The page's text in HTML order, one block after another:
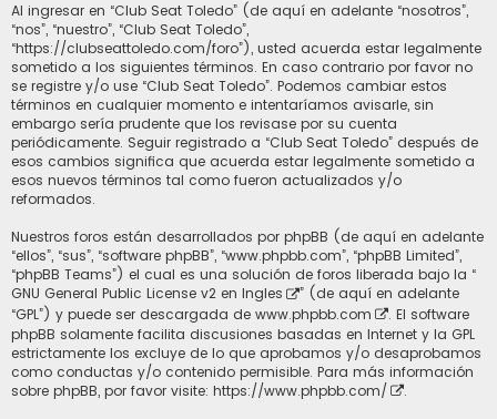
Al ingresar en “Club Seat Toledo” (de aquí en adelante “nosotros”,
“nos”, “nuestro”, “Club Seat Toledo”,
“https://clubseattoledo.com/foro”), usted acuerda estar legalmente
sometido a los siguientes términos. En caso contrario por favor no
se registre y/o use “Club Seat Toledo”. Podemos cambiar estos
términos en cualquier momento e intentaríamos avisarle, sin
embargo sería prudente que los revisase por su cuenta
periódicamente. Seguir registrado a “Club Seat Toledo” después de
esos cambios significa que acuerda estar legalmente sometido a
esos nuevos términos tal como fueron actualizados y/o
reformados.
Nuestros foros están desarrollados por phpBB (de aquí en adelante
“ellos”, “sus”, “software phpBB”, “www.phpbb.com”, “phpBB Limited”,
“phpBB Teams”) el cual es una solución de foros liberada bajo la “
GNU General Public License v2 en Ingles
” (de aquí en adelante
“GPL”) y puede ser descargada de www.phpbb.com
. El software
phpBB solamente facilita discusiones basadas en Internet y la GPL
estrictamente los excluye de lo que aprobamos y/o desaprobamos
como conductas y/o contenido permisible. Para más información
sobre phpBB, por favor visite: https://www.phpbb.com/ .